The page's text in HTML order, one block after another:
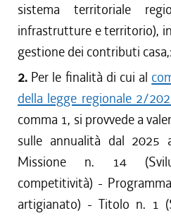
sistema territoriale
infrastrutture e territorio),
gestione dei contributi casa,
2. Per le finalità di cui al
della legge regionale 2/
comma 1, si provvede a
sulle annualità dal 2025
Missione n. 14
competitività) -
artigianato) - Titolo n. 1